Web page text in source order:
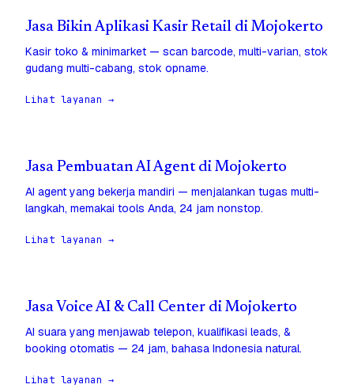
Jasa Bikin Aplikasi Kasir Retail di Mojokerto
Kasir toko & minimarket — scan barcode, multi-varian, stok
gudang multi-cabang, stok opname.
Lihat layanan →
Jasa Pembuatan AI Agent di Mojokerto
AI agent yang bekerja mandiri — menjalankan tugas multi-
langkah, memakai tools Anda, 24 jam nonstop.
Lihat layanan →
Jasa Voice AI & Call Center di Mojokerto
AI suara yang menjawab telepon, kualifikasi leads, &
booking otomatis — 24 jam, bahasa Indonesia natural.
Lihat layanan →